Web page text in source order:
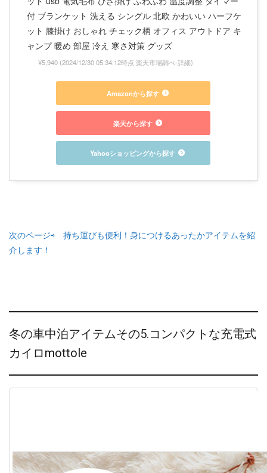
付 ブランケット 洗える シングル 北欧 かわいい ハーフケ
ット 膝掛け おしゃれ チェック柄 オフィス アウトドア キ
ャンプ 暖め 部屋 冷え 寒さ対策 グッズ
¥5,940 (2024/12/30 05:34:12時点 楽天市場調べ-詳細)
Amazonから探す
楽天から探す
Yahooショッピングから探す
次のページ⇨ 持ち運びも便利！身につけるあったかアイテムを紹
介します！
冬の車中泊アイテムその5.コンパクトな充電式
カイロmottole